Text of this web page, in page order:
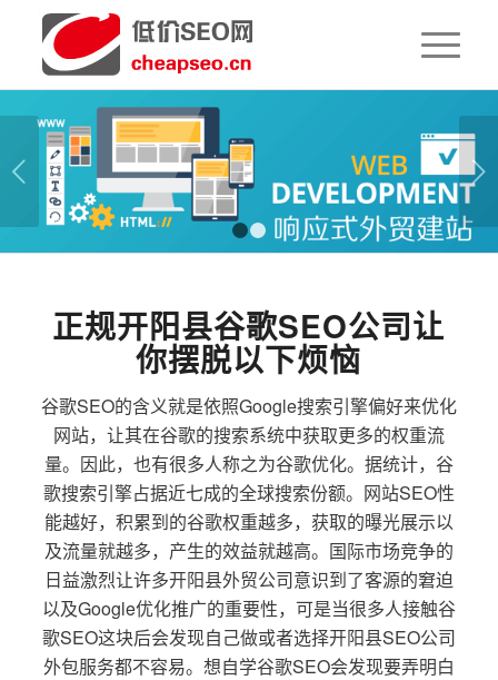
下一页
1 2
正规开阳县谷歌SEO公司让
你摆脱以下烦恼
谷歌SEO的含义就是依照Google搜索引擎偏好来优化
网站，让其在谷歌的搜索系统中获取更多的权重流
量。因此，也有很多人称之为谷歌优化。据统计，谷
歌搜索引擎占据近七成的全球搜索份额。网站SEO性
能越好，积累到的谷歌权重越多，获取的曝光展示以
及流量就越多，产生的效益就越高。国际市场竞争的
日益激烈让许多开阳县外贸公司意识到了客源的窘迫
以及Google优化推广的重要性，可是当很多人接触谷
歌SEO这块后会发现自己做或者选择开阳县SEO公司
外包服务都不容易。想自学谷歌SEO会发现要弄明白